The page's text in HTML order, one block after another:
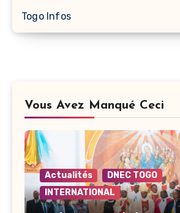
Togo Infos
Vous Avez Manqué Ceci
Actualités
DNEC TOGO
INTERNATIONAL